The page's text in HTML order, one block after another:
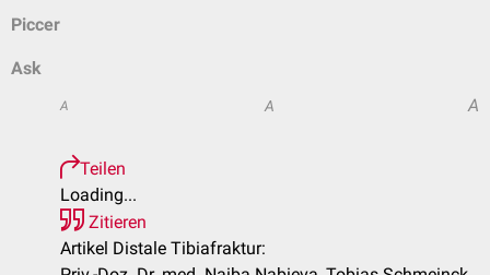
Piccer
Ask
A A A
Teilen
Loading...
Zitieren
Artikel Distale Tibiafraktur: